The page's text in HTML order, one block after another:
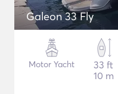
Galeon 33 Fly
Motor Yacht
33 ft
10 m